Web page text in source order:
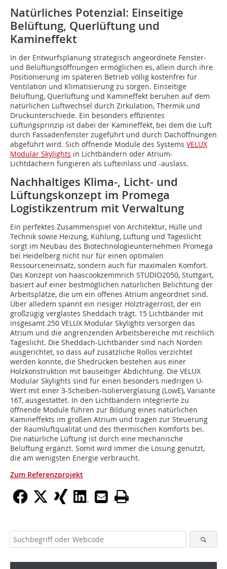
Natürliches Potenzial: Einseitige
Belüftung, Querlüftung und
Kamineffekt
In der Entwurfsplanung strategisch angeordnete Fenster-
und Belüftungsöffnungen ermöglichen es, allein durch ihre
Positionierung im späteren Betrieb völlig kostenfrei für
Ventilation und Klimatisierung zu sorgen. Einseitige
Belüftung, Querlüftung und Kamineffekt beruhen auf dem
natürlichen Luftwechsel durch Zirkulation, Thermik und
Druckunterschiede. Ein besonders effizientes
Lüftungsprinzip ist dabei der Kamineffekt, bei dem die Luft
durch Fassadenfenster zugeführt und durch Dachöffnungen
abgeführt wird. Sich öffnende Module des Systems VELUX
Modular Skylights in Lichtbändern oder Atrium-
Lichtdächern fungieren als Lufteinlass und -auslass.
Nachhaltiges Klima-, Licht- und
Lüftungskonzept im Promega
Logistikzentrum mit Verwaltung
Ein perfektes Zusammenspiel von Architektur, Hülle und
Technik sowie Heizung, Kühlung, Lüftung und Tageslicht
sorgt im Neubau des Biotechnologieunternehmen Promega
bei Heidelberg nicht nur für einen optimalen
Ressourceneinsatz, sondern auch für maximalen Komfort.
Das Konzept von haascookzemmrich STUDIO2050, Stuttgart,
basiert auf einer bestmöglichen natürlichen Belichtung der
Arbeitsplätze, die um ein offenes Atrium angeordnet sind.
Über alledem spannt ein riesiger Holzträgerrost, der ein
großzügig verglastes Sheddach trägt. 15 Lichtbänder mit
insgesamt 250 VELUX Modular Skylights versorgen das
Atrium und die angrenzenden Arbeitsbereiche mit reichlich
Tageslicht. Die Sheddach-Lichtbänder sind nach Norden
ausgerichtet, so dass auf zusätzliche Rollos verzichtet
werden konnte, die Shedrücken bestehen aus einer
Holzkonstruktion mit bauseitiger Abdichtung. Die VELUX
Modular Skylights sind für einen besonders niedrigen U-
Wert mit einer 3-Scheiben-Isolierverglasung (LowE), Variante
16T, ausgestattet. In den Lichtbändern integrierte zu
öffnende Module führen zur Bildung eines natürlichen
Kamineffekts im großen Atrium und tragen zur Steuerung
der Raumluftqualität und des thermischen Komforts bei.
Die natürliche Lüftung ist durch eine mechanische
Belüftung ergänzt. Somit wird immer die Lösung genutzt,
die am wenigsten Energie verbraucht.
Zum Referenzprojekt